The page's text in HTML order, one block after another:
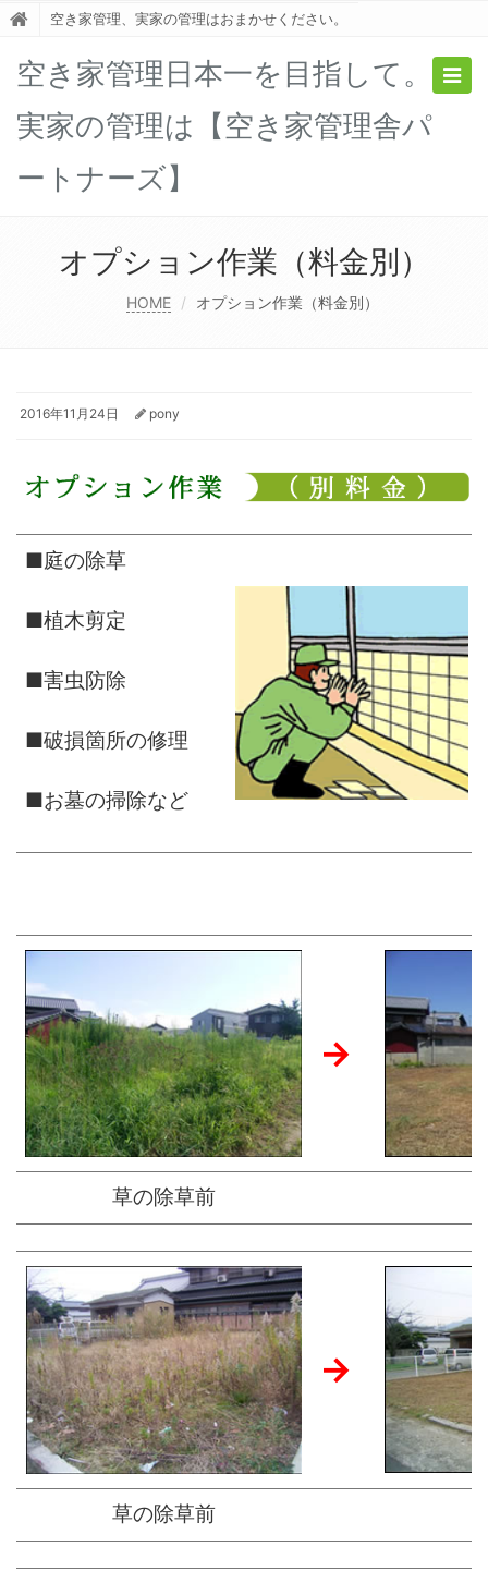
空き家管理、実家の管理はおまかせください。
空き家管理日本一を目指して。
実家の管理は【空き家管理舎パ
ートナーズ】
オプション作業（料金別）
HOME オプション作業（料金別）
2016年11月24日 pony
■庭の除草
■植木剪定
■害虫防除
■破損箇所の修理
■お墓の掃除など
→
草の除草前
→
草の除草前